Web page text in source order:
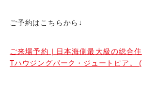
ご予約はこちらから↓
ご来場予約 | 日本海側最大級の総合
Tハウジングパーク・ジュートピア。